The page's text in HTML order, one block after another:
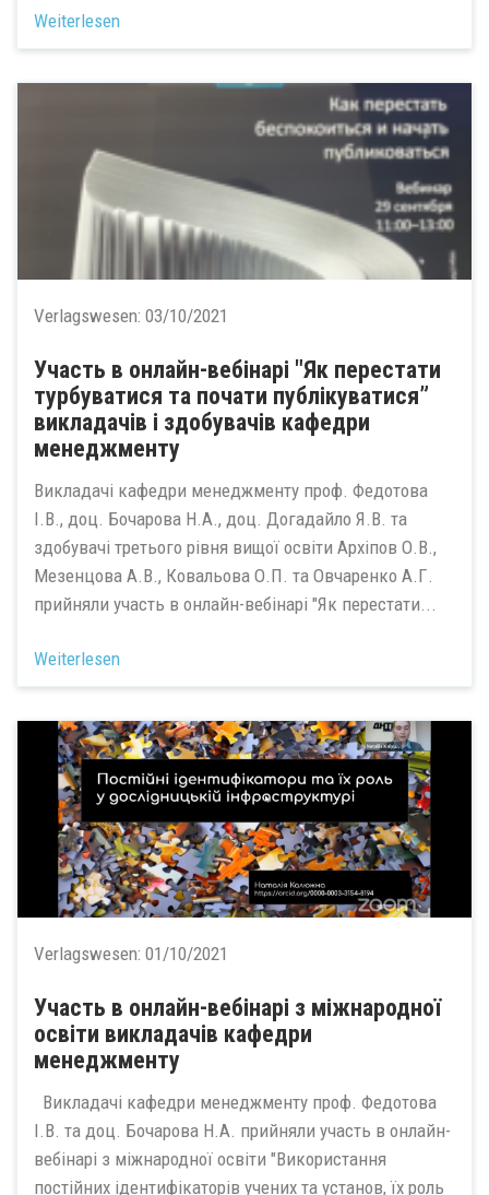
Weiterlesen
Verlagswesen: 03/10/2021
Участь в онлайн-вебінарі "Як перестати
турбуватися та почати публікуватися”
викладачів і здобувачів кафедри
менеджменту
Викладачі кафедри менеджменту проф. Федотова
І.В., доц. Бочарова Н.А., доц. Догадайло Я.В. та
здобувачі третього рівня вищої освіти Архіпов О.В.,
Мезенцова А.В., Ковальова О.П. та Овчаренко А.Г.
прийняли участь в онлайн-вебінарі "Як перестати...
Weiterlesen
Verlagswesen: 01/10/2021
Участь в онлайн-вебінарі з міжнародної
освіти викладачів кафедри
менеджменту
Викладачі кафедри менеджменту проф. Федотова
І.В. та доц. Бочарова Н.А. прийняли участь в онлайн-
вебінарі з міжнародної освіти "Використання
постійних ідентифікаторів учених та установ, їх роль